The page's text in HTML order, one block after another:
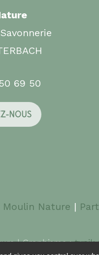
69 50
NOUS
Moulin Nature |
| Graphisme :